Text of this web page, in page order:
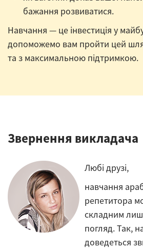
бажання розвиватися.
Навчання — це інвестиція у
допоможемо вам пройти цей
та з максимальною підтримкою.
Звернення викладача
Любі друзі,
навчання
репетитора
складним
погляд. Так,
доведеться